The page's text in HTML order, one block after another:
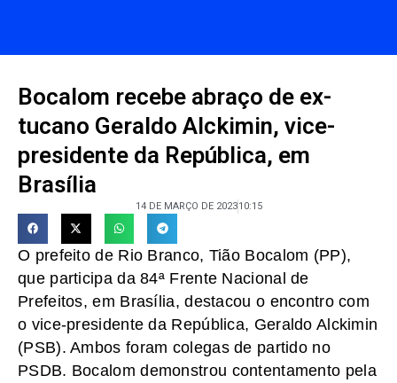
Bocalom recebe abraço de ex-
tucano Geraldo Alckimin, vice-
presidente da República, em
Brasília
14 DE MARÇO DE 202310:15
O prefeito de Rio Branco, Tião Bocalom (PP),
que participa da 84ª Frente Nacional de
Prefeitos, em Brasília, destacou o encontro com
o vice-presidente da República, Geraldo Alckimin
(PSB). Ambos foram colegas de partido no
PSDB. Bocalom demonstrou contentamento pela